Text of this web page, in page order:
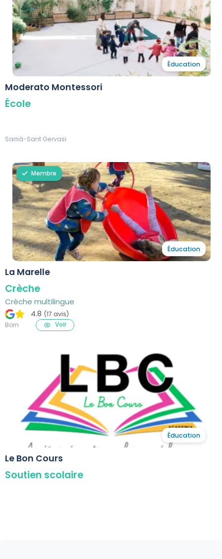
Éducation
Moderato Montessori
École
Sarrià-Sant Gervasi
Membre
Éducation
La Marelle
Crèche
Crèche multilingue
4.8 (17 avis)
Born
Voir
Éducation
Le Bon Cours
Soutien scolaire